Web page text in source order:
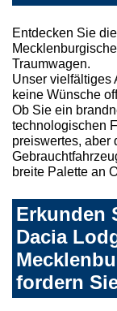
Entdecken Sie
Traumwagen.
Unser vielfältiges
keine Wünsche
Ob Sie ein
technologischen
preiswertes, aber
breite Palette an
Erkunden
Dacia
fordern